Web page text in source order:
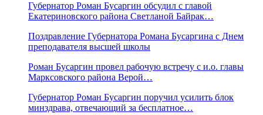
Губернатор Роман Бусаргин обсудил с главой
Екатериновского района Светланой Байрак…
Поздравление Губернатора Романа Бусаргина с Днем
преподавателя высшей школы
Роман Бусаргин провел рабочую встречу с и.о. главы
Марксовского района Верой…
Губернатор Роман Бусаргин поручил усилить блок
минздрава, отвечающий за бесплатное…